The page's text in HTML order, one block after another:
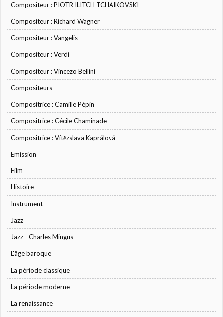
Compositeur : PIOTR ILITCH TCHAIKOVSKI
Compositeur : Richard Wagner
Compositeur : Vangelis
Compositeur : Verdi
Compositeur : Vincezo Bellini
Compositeurs
Compositrice : Camille Pépin
Compositrice : Cécile Chaminade
Compositrice : Vítězslava Kaprálová
Emission
Film
Histoire
Instrument
Jazz
Jazz - Charles Mingus
L'âge baroque
La période classique
La période moderne
La renaissance